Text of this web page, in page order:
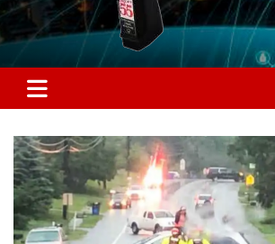
ncstv.info
Libertad informativa